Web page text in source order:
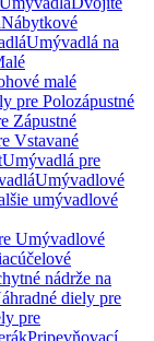
Nábytkové
Umývadlá na
malé
pre Polozápustné
Zápustné
Vstavané
Umývadlá pre
Umývadlové
umývadlové
Umývadlové
nádrže na
diely pre
pre
Pripevňovací